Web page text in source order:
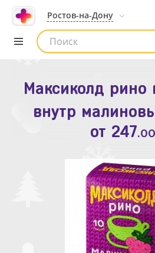
Ростов-на-Дону
Список аптек
Максиколд
внутр
от 247.00
Зодак таб.
от109.80